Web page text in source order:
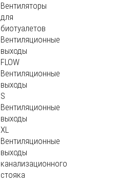
Вентиляторы
для
биотуалетов
Вентиляционные
выходы
FLOW
Вентиляционные
выходы
S
Вентиляционные
выходы
XL
Вентиляционные
выходы
канализационного
стояка